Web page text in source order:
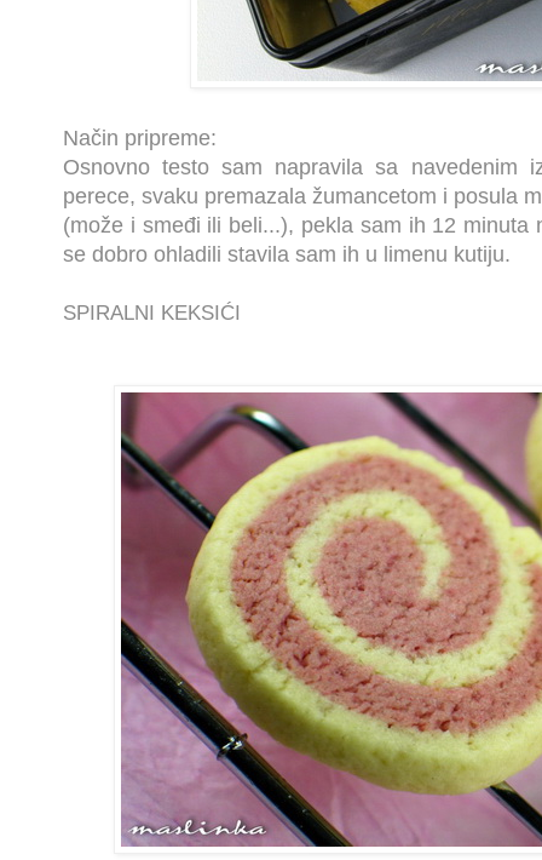
Način pripreme:
Osnovno testo sam napravila sa navedenim
perece, svaku premazala žumancetom i posula
(može i smeđi ili beli...), pekla sam ih 12 minuta
se dobro ohladili stavila sam ih u limenu kutiju.
SPIRALNI KEKSIĆI